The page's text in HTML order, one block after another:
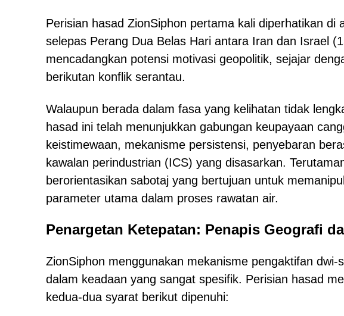
Perisian hasad ZionSiphon pertama kali diperhatikan di
selepas Perang Dua Belas Hari antara Iran dan Israel
mencadangkan potensi motivasi geopolitik, sejajar
berikutan konflik serantau.
Walaupun berada dalam fasa yang kelihatan tidak
hasad ini telah menunjukkan gabungan keupayaan
keistimewaan, mekanisme persistensi, penyebaran
kawalan perindustrian (ICS) yang disasarkan.
berorientasikan sabotaj yang bertujuan untuk
parameter utama dalam proses rawatan air.
Penargetan Ketepatan: Penapis Geografi
ZionSiphon menggunakan mekanisme pengaktifan
dalam keadaan yang sangat spesifik. Perisian hasad
kedua-dua syarat berikut dipenuhi: